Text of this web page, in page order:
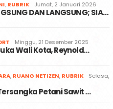
, RUBRIK Jumat, 2 Januari 2026
DAN LANGSUNG; SIA…
Minggu, 21 Desember 2025
Wali Kota, Reynold…
, RUANG NETIZEN, RUBRIK
Selasa,
Petani Sawit …